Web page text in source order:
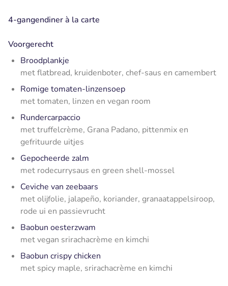
4-gangendiner à la carte
Voorgerecht
Broodplankje
met flatbread, kruidenboter, chef-saus en camembert
Romige tomaten-linzensoep
met tomaten, linzen en vegan room
Rundercarpaccio
met truffelcrème, Grana Padano, pittenmix en
gefrituurde uitjes
Gepocheerde zalm
met rodecurrysaus en green shell-mossel
Ceviche van zeebaars
met olijfolie, jalapeño, koriander, granaatappelsiroop,
rode ui en passievrucht
Baobun oesterzwam
met vegan srirachacrème en kimchi
Baobun crispy chicken
met spicy maple, srirachacrème en kimchi